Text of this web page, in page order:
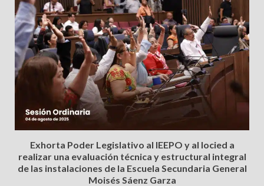
Exhorta Poder Legislativo al IEEPO y al Iocied a
realizar una evaluación técnica y estructural integral
de las instalaciones de la Escuela Secundaria General
Moisés Sáenz Garza